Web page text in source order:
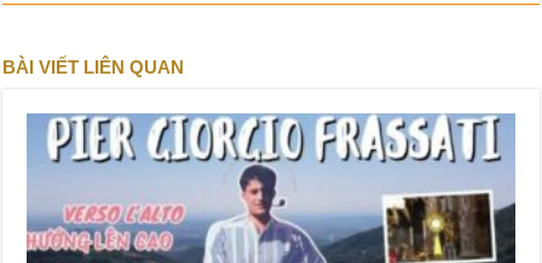
BÀI VIẾT LIÊN QUAN